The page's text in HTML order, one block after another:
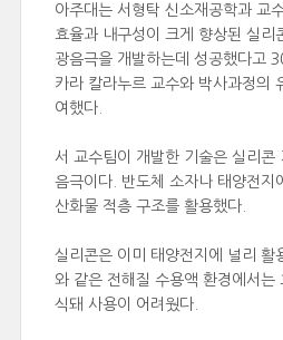
아주대는 서형탁 신소재공학과 교
효율과 내구성이 크게 향상된 실리
광음극을 개발하는데 성공했다고
카라 칼라누르 교수와 박사과정의
여했다.
서 교수팀이 개발한 기술은 실리콘
음극이다. 반도체 소자나 태양전지
산화물 적층 구조를 활용했다.
실리콘은 이미 태양전지에 널리 활
와 같은 전해질 수용액 환경에서는
식돼 사용이 어려웠다.